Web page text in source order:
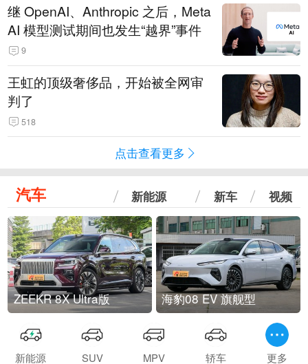
继 OpenAI、Anthropic 之后，Meta
AI 模型测试期间也发生“越界”事件
9
王虹的顶级奢侈品，开始被全网审
判了
518
点击查看更多
汽车 新能源 新车 视频
ZEEKR 8X Ultra版 海豹08 EV 旗舰型
新能源 SUV MPV 轿车 更多